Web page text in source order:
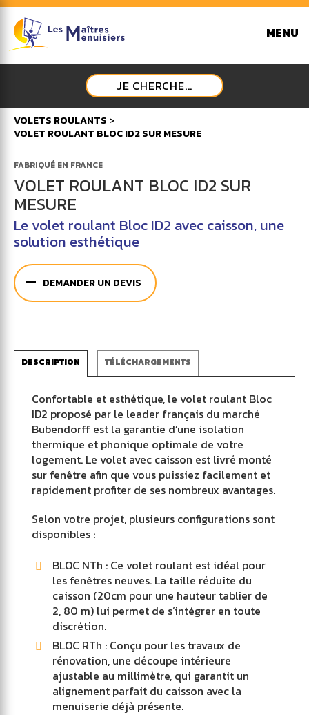
MENU
JE CHERCHE...
VOLETS ROULANTS >
VOLET ROULANT BLOC ID2 SUR MESURE
FABRIQUÉ EN FRANCE
VOLET ROULANT BLOC ID2 SUR
MESURE
Le volet roulant Bloc ID2 avec caisson, une
solution esthétique
DEMANDER UN DEVIS
DESCRIPTION TÉLÉCHARGEMENTS
Confortable et esthétique, le volet roulant Bloc
ID2 proposé par le leader français du marché
Bubendorff est la garantie d’une isolation
thermique et phonique optimale de votre
logement. Le volet avec caisson est livré monté
sur fenêtre afin que vous puissiez facilement et
rapidement profiter de ses nombreux avantages.
Selon votre projet, plusieurs configurations sont
disponibles :
BLOC NTh : Ce volet roulant est idéal pour
les fenêtres neuves. La taille réduite du
caisson (20cm pour une hauteur tablier de
2, 80 m) lui permet de s’intégrer en toute
discrétion.
BLOC RTh : Conçu pour les travaux de
rénovation, une découpe intérieure
ajustable au millimètre, qui garantit un
alignement parfait du caisson avec la
menuiserie déjà présente.